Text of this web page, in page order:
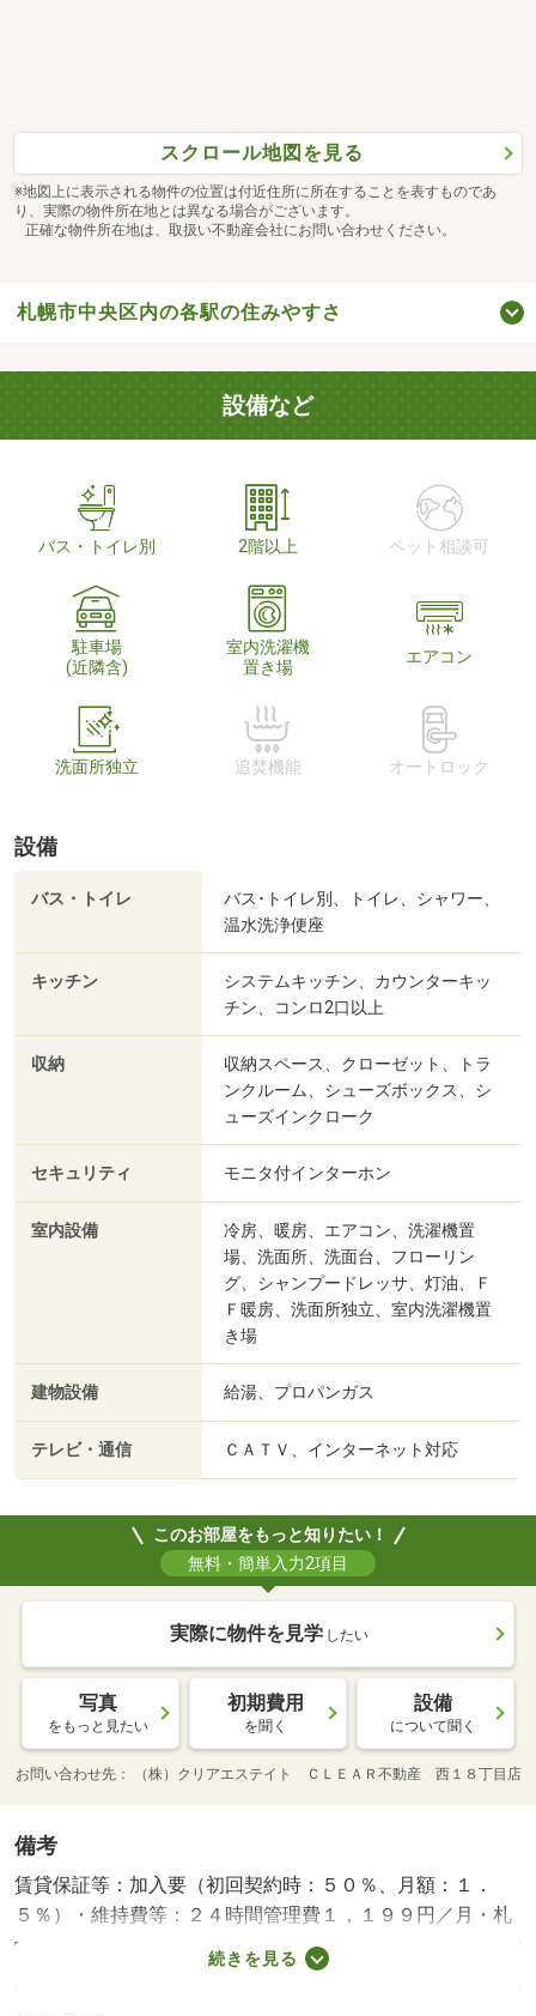
スクロール地図を見る
※地図上に表示される物件の位置は付近住所に所在することを表すものであ
り、実際の物件所在地とは異なる場合がございます。
正確な物件所在地は、取扱い不動産会社にお問い合わせください。
札幌市中央区内の各駅の住みやすさ
設備など
バス・トイレ別 2階以上 ペット相談可
駐車場
(近隣含)
室内洗濯機
置き場
エアコン
洗面所独立 追焚機能 オートロック
設備
バス・トイレ
バス･トイレ別、トイレ、シャワー、
温水洗浄便座
キッチン
システムキッチン、カウンターキッ
チン、コンロ2口以上
収納
収納スペース、クローゼット、トラ
ンクルーム、シューズボックス、シ
ューズインクローク
セキュリティ モニタ付インターホン
室内設備
冷房、暖房、エアコン、洗濯機置
場、洗面所、洗面台、フローリン
グ、シャンプードレッサ、灯油、Ｆ
Ｆ暖房、洗面所独立、室内洗濯機置
き場
建物設備 給湯、プロパンガス
テレビ・通信 ＣＡＴＶ、インターネット対応
このお部屋をもっと知りたい！
無料・簡単入力2項目
実際に物件を見学 したい
写真
をもっと見たい
初期費用
を聞く
設備
について聞く
お問い合わせ先 （株）クリアエステイト ＣＬＥＡＲ不動産 西１８丁目店
備考
賃貸保証等：加入要（初回契約時：５０％、月額：１．
５％）・維持費等：２４時間管理費１，１９９円／月・札
幌市内のインターネット掲載物件はどの物件でもまとめて
ご案内可能です。お電話からのお問い合わせがスムーズで
続きを見る